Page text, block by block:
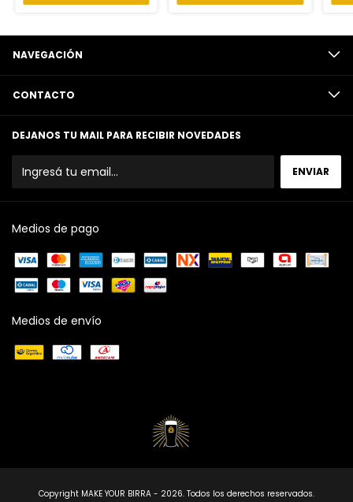
NAVEGACIÓN
CONTACTO
DEJANOS TU MAIL PARA RECIBIR NOVEDADES
Medios de pago
Medios de envío
Copyright MAKE YOUR BIRRA - 2026. Todos los derechos reservados.